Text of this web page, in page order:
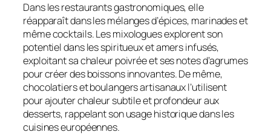
Dans les restaurants gastronomiques, elle
réapparaît dans les mélanges d’épices, marinades et
même cocktails. Les mixologues explorent son
potentiel dans les spiritueux et amers infusés,
exploitant sa chaleur poivrée et ses notes d’agrumes
pour créer des boissons innovantes. De même,
chocolatiers et boulangers artisanaux l’utilisent
pour ajouter chaleur subtile et profondeur aux
desserts, rappelant son usage historique dans les
cuisines européennes.